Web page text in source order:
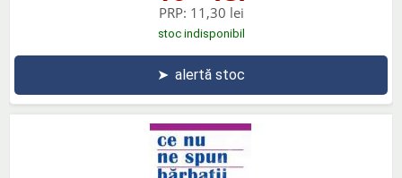
PRP: 11,30 lei
stoc indisponibil
➤ alertă stoc